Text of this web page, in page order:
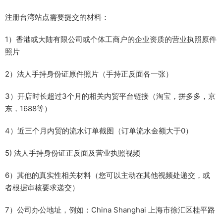
注册台湾站点需要提交的材料：
1）香港或大陆有限公司或个体工商户的企业资质的营业执照原件
照片
2）法人手持身份证原件照片（手持正反面各一张）
3）开店时长超过3个月的相关内贸平台链接（淘宝，拼多多，京
东，1688等）
4）近三个月内贸的流水订单截图（订单流水金额大于0）
5) 法人手持身份证正反面及营业执照视频
6）其他的真实性相关材料（您可以主动在其他视频处递交，或
者根据审核要求递交）
7）公司办公地址，例如：China Shanghai 上海市徐汇区桂平路